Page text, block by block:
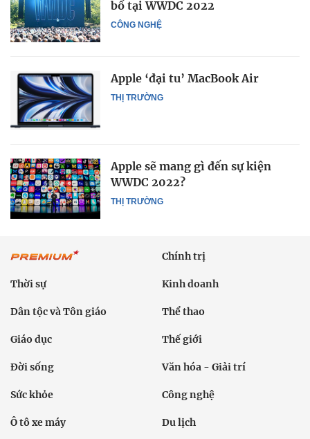
CÔNG NGHỆ
bố tại WWDC 2022
THỊ TRƯỜNG
Apple ‘đại tu’ MacBook Air
THỊ TRƯỜNG
Apple sẽ mang gì đến sự kiện
WWDC 2022?
Chính trị
Thời sự Kinh doanh
Dân tộc và Tôn giáo Thể thao
Giáo dục Thế giới
Đời sống Văn hóa - Giải trí
Sức khỏe Công nghệ
Ô tô xe máy Du lịch